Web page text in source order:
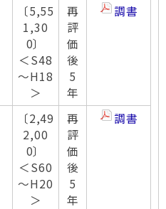
〔5,55
1,30
0〕
＜S48
～H18
＞
再
評
価
後
5
年
調書
〔2,49
2,00
0〕
＜S60
～H20
＞
再
評
価
後
5
年
調書